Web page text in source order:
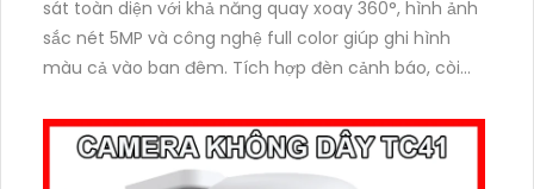
sát toàn diện với khả năng quay xoay 360°, hình ảnh
sắc nét 5MP và công nghệ full color giúp ghi hình
màu cả vào ban đêm. Tích hợp đèn cảnh báo, còi
nhớ đến 256GB cùng chuẩn chống nước IP66
camera hoạt động ổn định trong mọi điều kiện.